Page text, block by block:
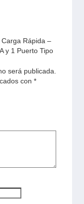
Rápida –
y 1 Puerto Tipo
será publicada.
con *